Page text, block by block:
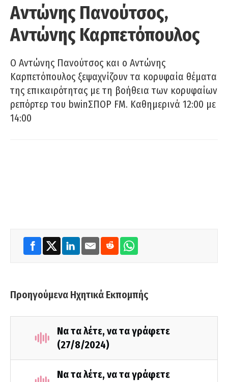
Αντώνης Πανούτσος,
Αντώνης Καρπετόπουλος
Ο Αντώνης Πανούτσος και ο Αντώνης
Καρπετόπουλος ξεψαχνίζουν τα κορυφαία θέματα
της επικαιρότητας με τη βοήθεια των κορυφαίων
ρεπόρτερ του bwinΣΠΟΡ FM. Καθημερινά 12:00 με
14:00
Προηγούμενα Ηχητικά Εκπομπής
Να τα λέτε, να τα γράφετε
(27/8/2024)
Να τα λέτε, να τα γράφετε